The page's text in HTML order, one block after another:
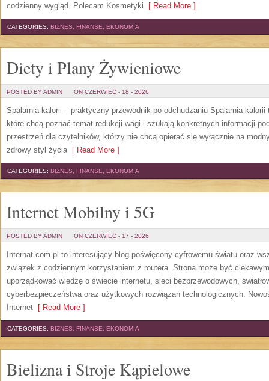
codzienny wygląd. Polecam Kosmetyki [ Read More ]
CATEGORIES: BIZNES, FINANSE, EKONOMIA
Diety i Plany Żywieniowe
POSTED BY ADMIN ON CZERWIEC - 18 - 2026
Spalarnia kalorii – praktyczny przewodnik po odchudzaniu Spalarnia
które chcą poznać temat redukcji wagi i szukają konkretnych informacji
przestrzeń dla czytelników, którzy nie chcą opierać się wyłącznie na
zdrowy styl życia[ Read More ]
CATEGORIES: BIZNES, FINANSE, EKONOMIA
Internet Mobilny i 5G
POSTED BY ADMIN ON CZERWIEC - 17 - 2026
Internat.com.pl to interesujący blog poświęcony cyfrowemu światu oraz
związek z codziennym korzystaniem z routera. Strona może być
uporządkować wiedzę o świecie internetu, sieci bezprzewodowych,
cyberbezpieczeństwa oraz użytkowych rozwiązań technologicznych.
Internet [ Read More ]
CATEGORIES: BIZNES, FINANSE, EKONOMIA
Bielizna i Stroje Kąpielowe